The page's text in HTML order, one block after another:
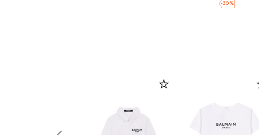
-30 %